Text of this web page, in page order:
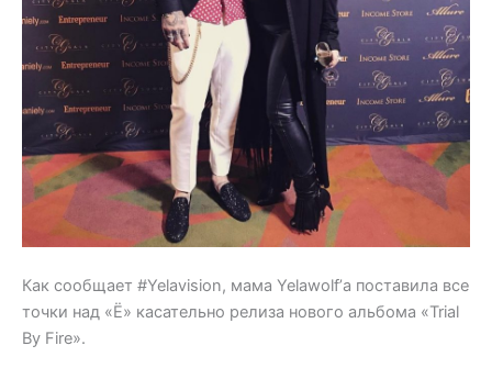
Как сообщает #Yelavision, мама Yelawolf’а поставила все
точки над «Ё» касательно релиза нового альбома «Trial
By Fire».